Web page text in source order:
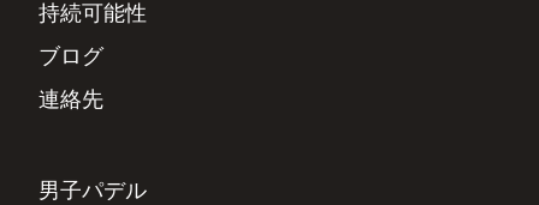
持続可能性
ブログ
連絡先
男子パデル